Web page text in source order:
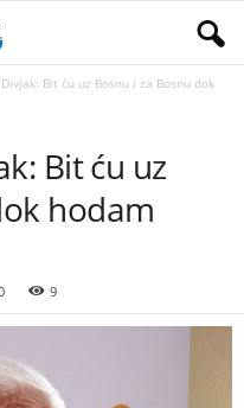
Bit ću uz Bosnu i za Bosnu dok
Bit ću uz
hodam
9